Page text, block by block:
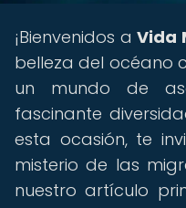
¡Bienvenidos aVida
belleza del océano
un mundo de
fascinante
esta ocasión, te
misterio de las
nuestro artículo